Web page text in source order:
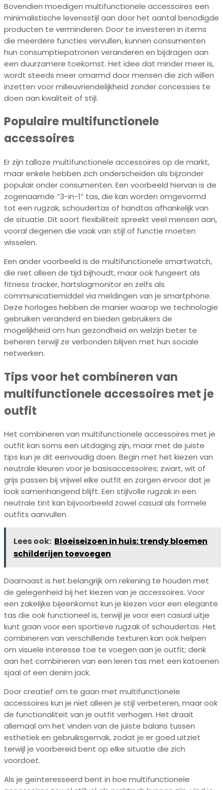
Bovendien moedigen multifunctionele accessoires een
minimalistische levensstijl aan door het aantal benodigde
producten te verminderen. Door te investeren in items
die meerdere functies vervullen, kunnen consumenten
hun consumptiepatronen veranderen en bijdragen aan
een duurzamere toekomst. Het idee dat minder meer is,
wordt steeds meer omarmd door mensen die zich willen
inzetten voor milieuvriendelijkheid zonder concessies te
doen aan kwaliteit of stijl.
Populaire multifunctionele
accessoires
Er zijn talloze multifunctionele accessoires op de markt,
maar enkele hebben zich onderscheiden als bijzonder
populair onder consumenten. Een voorbeeld hiervan is de
zogenaamde “3-in-1” tas, die kan worden omgevormd
tot een rugzak, schoudertas of handtas afhankelijk van
de situatie. Dit soort flexibiliteit spreekt veel mensen aan,
vooral degenen die vaak van stijl of functie moeten
wisselen.
Een ander voorbeeld is de multifunctionele smartwatch,
die niet alleen de tijd bijhoudt, maar ook fungeert als
fitness tracker, hartslagmonitor en zelfs als
communicatiemiddel via meldingen van je smartphone.
Deze horloges hebben de manier waarop we technologie
gebruiken veranderd en bieden gebruikers de
mogelijkheid om hun gezondheid en welzijn beter te
beheren terwijl ze verbonden blijven met hun sociale
netwerken.
Tips voor het combineren van
multifunctionele accessoires met je
outfit
Het combineren van multifunctionele accessoires met je
outfit kan soms een uitdaging zijn, maar met de juiste
tips kun je dit eenvoudig doen. Begin met het kiezen van
neutrale kleuren voor je basisaccessoires; zwart, wit of
grijs passen bij vrijwel elke outfit en zorgen ervoor dat je
look samenhangend blijft. Een stijlvolle rugzak in een
neutrale tint kan bijvoorbeeld zowel casual als formele
outfits aanvullen.
Lees ook: Bloeiseizoen in huis: trendy bloemen
schilderijen toevoegen
Daarnaast is het belangrijk om rekening te houden met
de gelegenheid bij het kiezen van je accessoires. Voor
een zakelijke bijeenkomst kun je kiezen voor een elegante
tas die ook functioneel is, terwijl je voor een casual uitje
kunt gaan voor een sportieve rugzak of schoudertas. Het
combineren van verschillende texturen kan ook helpen
om visuele interesse toe te voegen aan je outfit; denk
aan het combineren van een leren tas met een katoenen
sjaal of een denim jack.
Door creatief om te gaan met multifunctionele
accessoires kun je niet alleen je stijl verbeteren, maar ook
de functionaliteit van je outfit verhogen. Het draait
allemaal om het vinden van de juiste balans tussen
esthetiek en gebruiksgemak, zodat je er goed uitziet
terwijl je voorbereid bent op elke situatie die zich
voordoet.
Als je geïnteresseerd bent in hoe multifunctionele